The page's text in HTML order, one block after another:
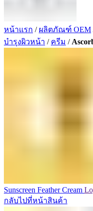
หน้าแรก / ผลิตภัณฑ์ OEM
บำรุงผิวหน้า / ครีม /
Sunscreen Feather Cream
กลับไปที่หน้าสินค้า